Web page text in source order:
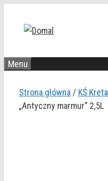
Menu
Strona główna / KŚ Kreta
„Antyczny marmur” 2,5L